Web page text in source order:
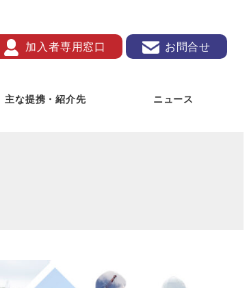
加入者専用窓口 お問合せ
主な提携・紹介先 ニュース